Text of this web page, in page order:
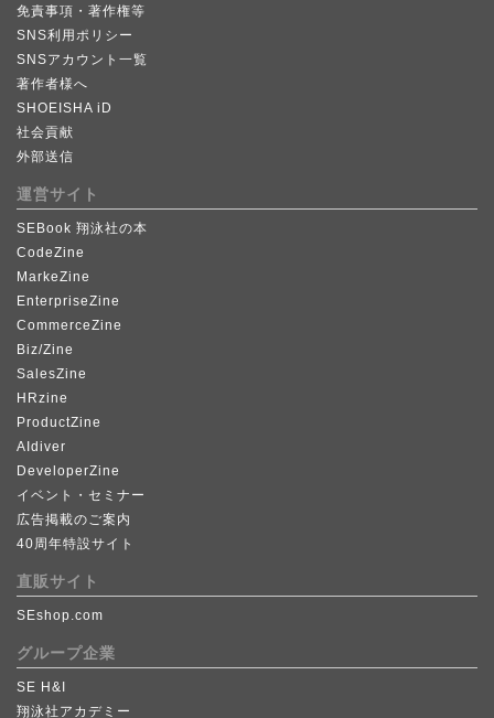
免責事項・著作権等
SNS利用ポリシー
SNSアカウント一覧
著作者様へ
SHOEISHA iD
社会貢献
外部送信
運営サイト
SEBook 翔泳社の本
CodeZine
MarkeZine
EnterpriseZine
CommerceZine
Biz/Zine
SalesZine
HRzine
ProductZine
AIdiver
DeveloperZine
イベント・セミナー
広告掲載のご案内
40周年特設サイト
直販サイト
SEshop.com
グループ企業
SE H&I
翔泳社アカデミー